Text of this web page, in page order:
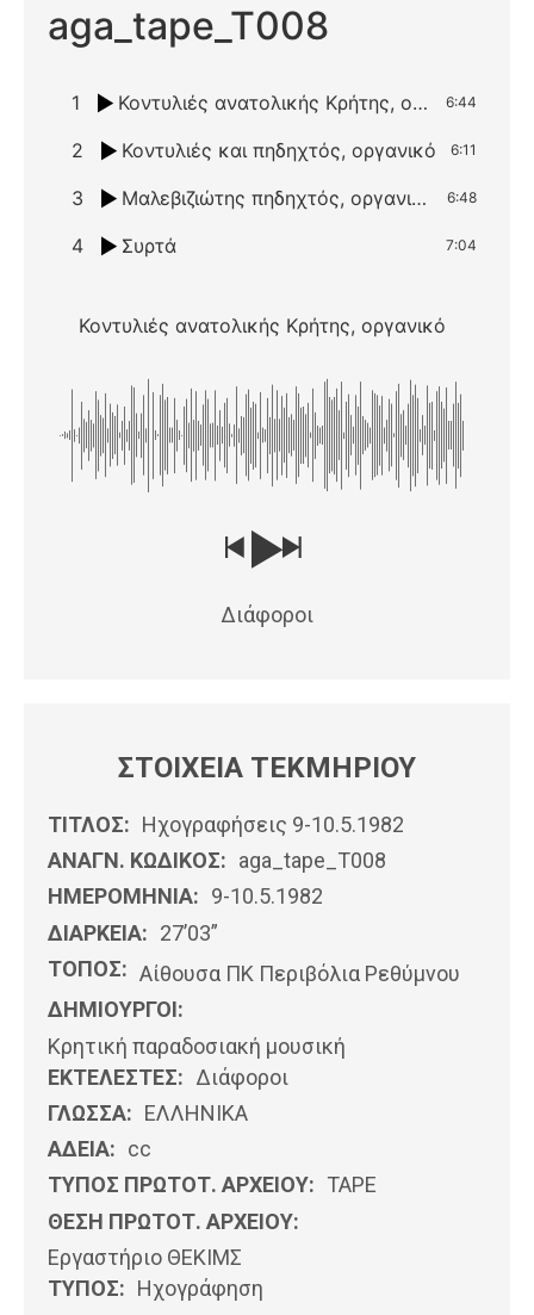
aga_tape_T008
1 Κοντυλιές ανατολικής Κρήτης, οργανικό 6:44
2 Κοντυλιές και πηδηχτός, οργανικό 6:11
3 Μαλεβιζιώτης πηδηχτός, οργανικό 6:48
4 Συρτά 7:04
Κοντυλιές ανατολικής Κρήτης, οργανικό
Διάφοροι
ΣΤΟΙΧΕΙΑ ΤΕΚΜΗΡΙΟΥ
ΤΙΤΛΟΣ: Ηχογραφήσεις 9-10.5.1982
ΑΝΑΓΝ. ΚΩΔΙΚΟΣ: aga_tape_T008
ΗΜΕΡΟΜΗΝΊΑ: 9-10.5.1982
ΔΙΑΡΚΕΙΑ: 27’03”
ΤΟΠΟΣ: Αίθουσα ΠΚ Περιβόλια Ρεθύμνου
ΔΗΜΙΟΥΡΓΟΙ:
Κρητική παραδοσιακή μουσική
ΕΚΤΕΛΕΣΤΕΣ: Διάφοροι
ΓΛΩΣΣΑ: ΕΛΛΗΝΙΚΆ
ΑΔΕΙΑ: cc
ΤΥΠΟΣ ΠΡΩΤΟΤ. ΑΡΧΕΙΟΥ: ΤΑΡΕ
ΘΕΣΗ ΠΡΩΤΟΤ. ΑΡΧΕΙΟΥ:
Εργαστήριο ΘΕΚΙΜΣ
ΤΥΠΟΣ: Ηχογράφηση